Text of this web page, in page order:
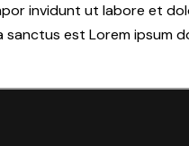
invidunt ut labore et
est Lorem ipsum